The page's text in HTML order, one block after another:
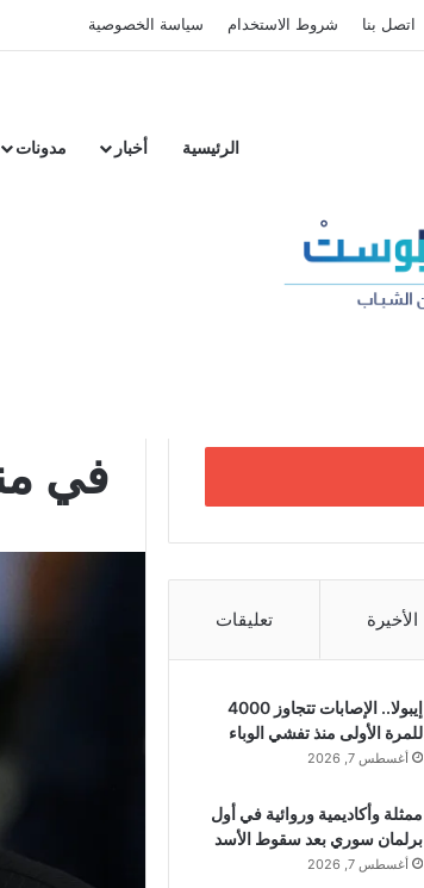
اتصل بنا شروط الاستخدام سياسة الخصوصية
الرئيسية أخبار مدونات
في
الأخيرة تعليقات
إيبولا.. الإصابات تتجاوز 4000
للمرة الأولى منذ تفشي الوباء
أغسطس 7, 2026
ممثلة وأكاديمية وروائية في أول
برلمان سوري بعد سقوط الأسد
أغسطس 7, 2026